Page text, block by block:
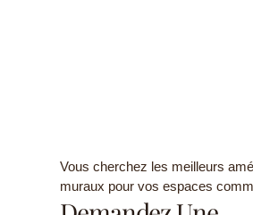
Vous cherchez les meilleurs
muraux pour vos espaces